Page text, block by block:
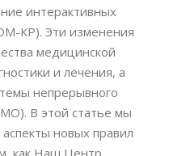
интерактивных
КР). Эти изменения
медицинской
и лечения, а
непрерывного
В этой статье мы
новых правил
как Наш Центр